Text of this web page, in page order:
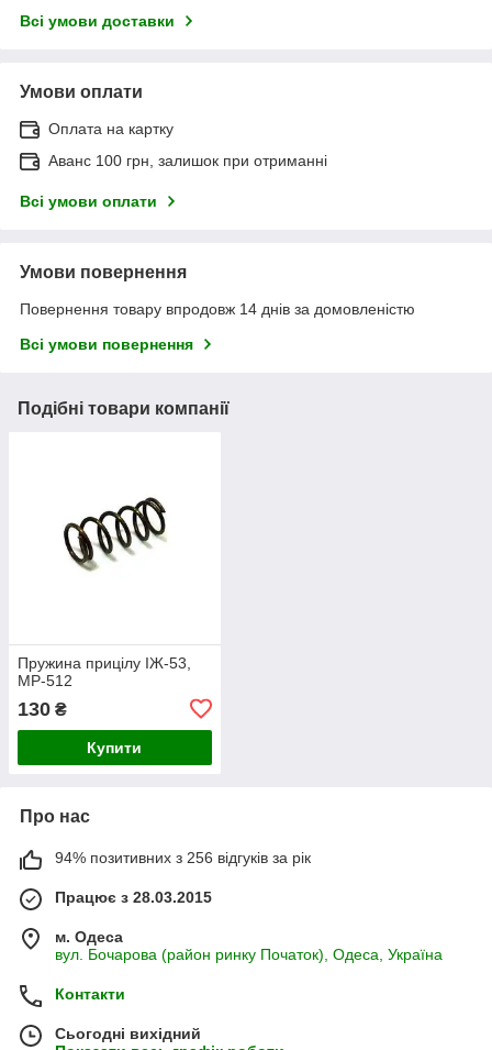
Всі умови доставки
Умови оплати
Оплата на картку
Аванс 100 грн, залишок при отриманні
Всі умови оплати
Умови повернення
Повернення товару впродовж 14 днів за домовленістю
Всі умови повернення
Подібні товари компанії
Пружина прицілу ІЖ-53,
МР-512
130 ₴
Купити
Про нас
94% позитивних з 256 відгуків за рік
Працює з 28.03.2015
м. Одеса
вул. Бочарова (район ринку Початок), Одеса, Україна
Контакти
Сьогодні вихідний